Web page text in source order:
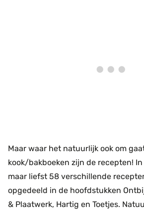
Maar waar het natuurlijk ook om
kook/bakboeken zijn de recepten!
maar liefst 58 verschillende
opgedeeld in de hoofdstukken
& Plaatwerk, Hartig en Toetjes.